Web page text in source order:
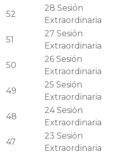
52
28 Sesión
Extraordinaria
51
27 Sesión
Extraordinaria
50
26Sesión
Extraordinaria
49
25 Sesión
Extraordinaria
48
24Sesión
Extraordinaria
47
23 Sesión
Extraordinaria